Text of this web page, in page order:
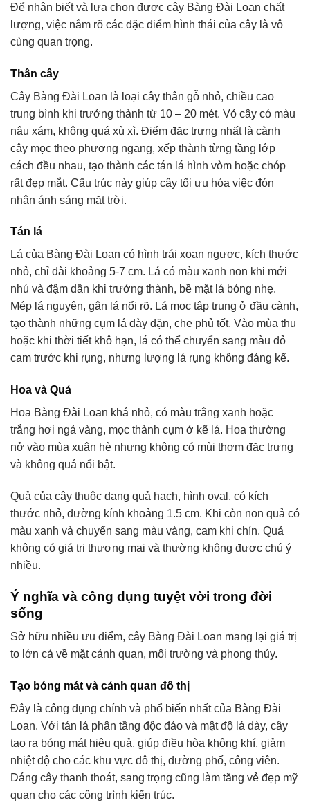
Để nhận biết và lựa chọn được cây Bàng Đài Loan chất
lượng, việc nắm rõ các đặc điểm hình thái của cây là vô
cùng quan trọng.
Thân cây
Cây Bàng Đài Loan là loại cây thân gỗ nhỏ, chiều cao
trung bình khi trưởng thành từ 10 – 20 mét. Vỏ cây có màu
nâu xám, không quá xù xì. Điểm đặc trưng nhất là cành
cây mọc theo phương ngang, xếp thành từng tầng lớp
cách đều nhau, tạo thành các tán lá hình vòm hoặc chóp
rất đẹp mắt. Cấu trúc này giúp cây tối ưu hóa việc đón
nhận ánh sáng mặt trời.
Tán lá
Lá của Bàng Đài Loan có hình trái xoan ngược, kích thước
nhỏ, chỉ dài khoảng 5-7 cm. Lá có màu xanh non khi mới
nhú và đậm dần khi trưởng thành, bề mặt lá bóng nhẹ.
Mép lá nguyên, gân lá nổi rõ. Lá mọc tập trung ở đầu cành,
tạo thành những cụm lá dày dặn, che phủ tốt. Vào mùa thu
hoặc khi thời tiết khô hạn, lá có thể chuyển sang màu đỏ
cam trước khi rụng, nhưng lượng lá rụng không đáng kể.
Hoa và Quả
Hoa Bàng Đài Loan khá nhỏ, có màu trắng xanh hoặc
trắng hơi ngả vàng, mọc thành cụm ở kẽ lá. Hoa thường
nở vào mùa xuân hè nhưng không có mùi thơm đặc trưng
và không quá nổi bật.
Quả của cây thuộc dạng quả hạch, hình oval, có kích
thước nhỏ, đường kính khoảng 1.5 cm. Khi còn non quả có
màu xanh và chuyển sang màu vàng, cam khi chín. Quả
không có giá trị thương mại và thường không được chú ý
nhiều.
Ý nghĩa và công dụng tuyệt vời trong đời
sống
Sở hữu nhiều ưu điểm, cây Bàng Đài Loan mang lại giá trị
to lớn cả về mặt cảnh quan, môi trường và phong thủy.
Tạo bóng mát và cảnh quan đô thị
Đây là công dụng chính và phổ biến nhất của Bàng Đài
Loan. Với tán lá phân tầng độc đáo và mật độ lá dày, cây
tạo ra bóng mát hiệu quả, giúp điều hòa không khí, giảm
nhiệt độ cho các khu vực đô thị, đường phố, công viên.
Dáng cây thanh thoát, sang trọng cũng làm tăng vẻ đẹp mỹ
quan cho các công trình kiến trúc.